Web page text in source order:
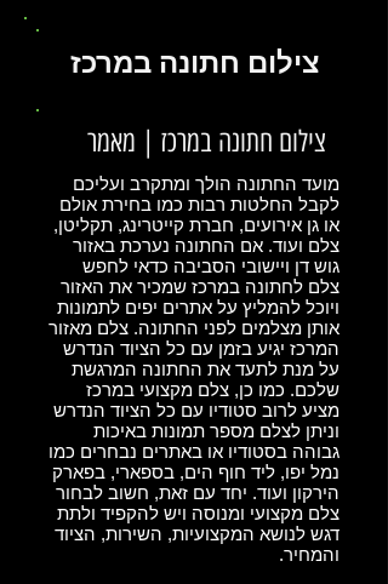
צילום חתונה במרכז
צילום חתונה במרכז | מאמר
מועד החתונה הולך ומתקרב ועליכם
לקבל החלטות רבות כמו בחירת אולם
או גן אירועים, חברת קייטרינג, תקליטן,
צלם ועוד. אם החתונה נערכת באזור
גוש דן ויישובי הסביבה כדאי לחפש
צלם לחתונה במרכז שמכיר את האזור
ויוכל להמליץ על אתרים יפים לתמונות
אותן מצלמים לפני החתונה. צלם מאזור
המרכז יגיע בזמן עם כל הציוד הנדרש
על מנת לתעד את החתונה המרגשת
שלכם. כמו כן, צלם מקצועי במרכז
מציע לרוב סטודיו עם כל הציוד הנדרש
וניתן לצלם מספר תמונות באיכות
גבוהה בסטודיו או באתרים נבחרים כמו
נמל יפו, ליד חוף הים, בספארי, בפארק
הירקון ועוד. יחד עם זאת, חשוב לבחור
צלם מקצועי ומנוסה ויש להקפיד ולתת
דגש לנושא המקצועיות, השירות, הציוד
והמחיר.